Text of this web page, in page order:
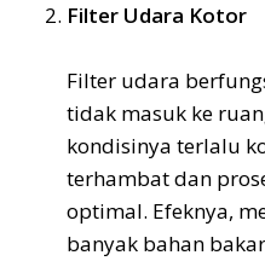
Filter Udara Kotor
Filter udara
tidak masuk ke
kondisinya terlalu
terhambat dan
optimal. Efeknya,
banyak bahan